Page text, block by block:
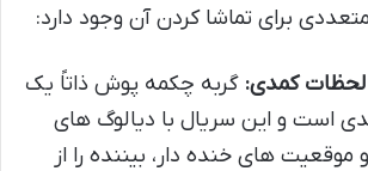
برای تماشا کردن آن وجود دارد:
کمدی: گربه چکمه پوش ذاتاً یک
است و این سریال با دیالوگ های
های خنده دار، بیننده را از